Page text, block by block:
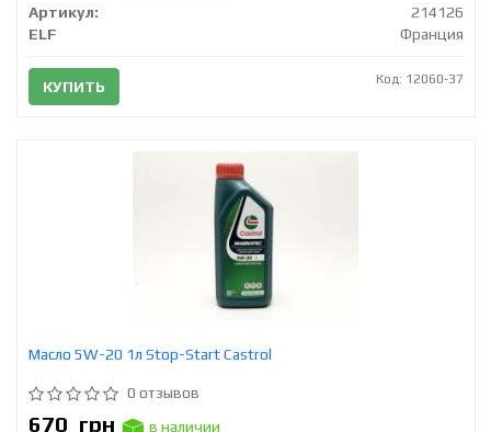
Артикул:
214126
ELF
Франция
КУПИТЬ Код: 12060-37
Масло 5W-20 1л Stop-Start Castrol
0 отзывов
670 грн
в наличии